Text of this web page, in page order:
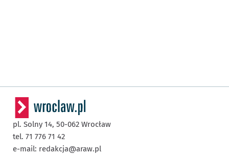
pl. Solny 14, 50-062 Wrocław
tel. 71 776 71 42
e-mail: redakcja@araw.pl